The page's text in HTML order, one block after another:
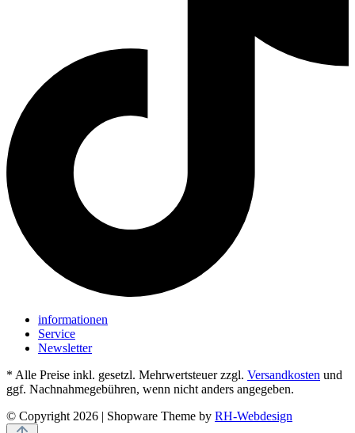
informationen
Service
Newsletter
* Alle Preise inkl. gesetzl. Mehrwertsteuer zzgl. Versandkosten und
ggf. Nachnahmegebühren, wenn nicht anders angegeben.
© Copyright 2026 | Shopware Theme by RH-Webdesign